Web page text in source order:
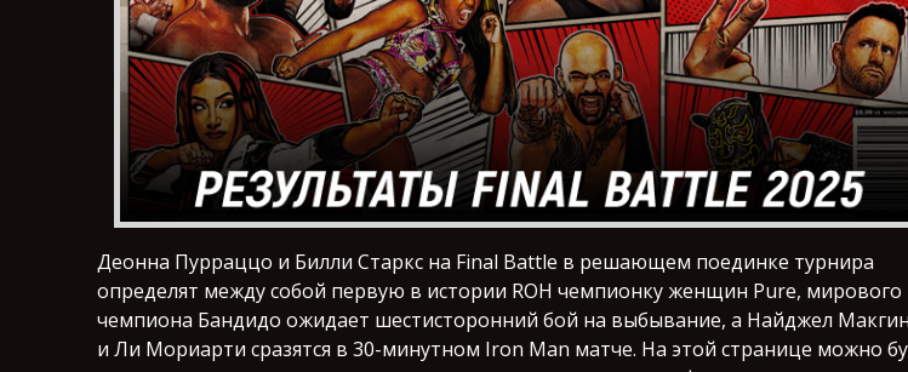
Деонна Пурраццо и Билли Старкс на Final Battle в решающем поединке турнира
определят между собой первую в истории ROH чемпионку женщин Pure, мирового
чемпиона Бандидо ожидает шестисторонний бой на выбывание, а Найджел
и Ли Мориарти сразятся в 30-минутном Iron Man матче. На этой странице можно